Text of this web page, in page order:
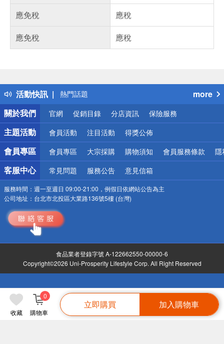
收藏 購物車
0
立即購買 加入購物車
應免稅
應稅
應免稅
應稅
活動快訊
得獎公告
熱門話題
銀行優惠
偏遠地區配送
詐騙網頁！請小心！
more
關於我們
官網 促銷目錄 分店資訊 保險服務
主題活動 會員活動 注目活動 得獎公佈
會員專區 會員專區 大宗採購 購物須知 會員服務條款 隱
客服中心 常見問題 服務公告 意見信箱
服務時間： 週一至週日 09:00-21:00，例假日依網站公告為主
公司地址： 台北市北投區大業路136號5樓 (台灣)
食品業者登錄字號 A-122662550-00000-6
Copyright©2026 Uni-Prosperity Lifestyle Corp. All Right Reserved